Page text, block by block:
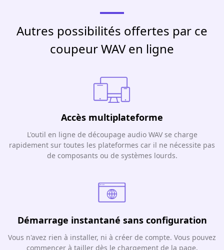
Autres possibilités offertes par ce
coupeur WAV en ligne
Accès multiplateforme
L'outil en ligne de découpage audio WAV se charge
rapidement sur toutes les plateformes car il ne nécessite pas
de composants ou de systèmes lourds.
Démarrage instantané sans configuration
Vous n'avez rien à installer, ni à créer de compte. Vous pouvez
commencer à tailler dès le chargement de la page.